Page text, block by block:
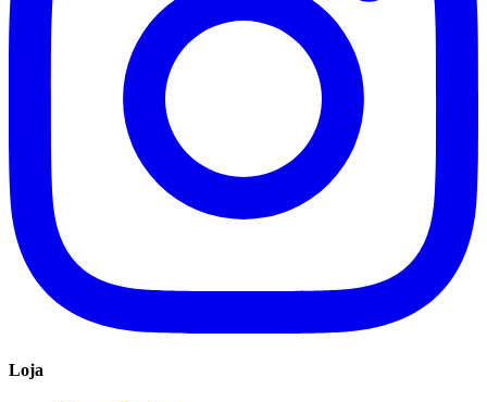
Loja